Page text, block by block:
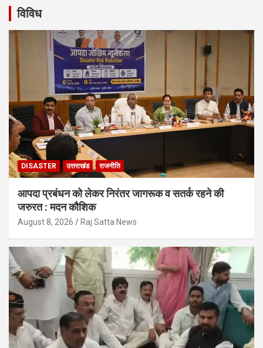
विविध
DISASTER उत्तराखंड राजनीति
आपदा प्रबंधन को लेकर निरंतर जागरूक व सतर्क रहने की
जरुरत : मदन कौशिक
August 8, 2026 Raj Satta News